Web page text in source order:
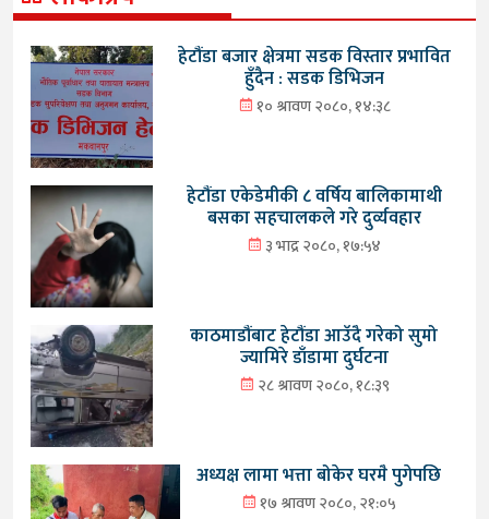
हेटौंडा बजार क्षेत्रमा सडक विस्तार प्रभावित
हुँदैन : सडक डिभिजन
१० श्रावण २०८०, १४:३८
हेटौंडा एकेडेमीकी ८ वर्षिय बालिकामाथी
बसका सहचालकले गरे दुर्व्यवहार
३ भाद्र २०८०, १७:५४
काठमाडौंबाट हेटौंडा आउँदै गरेको सुमो
ज्यामिरे डाँडामा दुर्घटना
२८ श्रावण २०८०, १८:३९
अध्यक्ष लामा भत्ता बोकेर घरमै पुगेपछि
१७ श्रावण २०८०, २१:०५